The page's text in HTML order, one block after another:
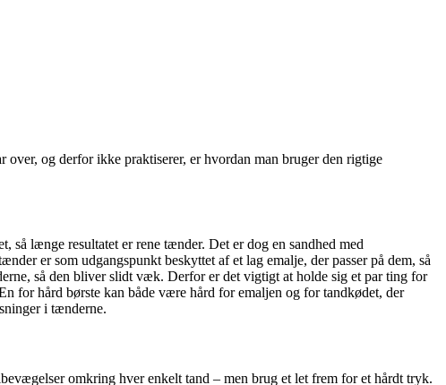
og derfor ikke praktiserer, er hvordan man bruger den rigtige
længe resultatet er rene tænder. Det er dog en sandhed med
er som udgangspunkt beskyttet af et lag emalje, der passer på dem, så
så den bliver slidt væk. Derfor er det vigtigt at holde sig et par ting for
for hård børste kan både være hård for emaljen og for tandkødet, der
i tænderne.
omkring hver enkelt tand – men brug et let frem for et hårdt tryk.